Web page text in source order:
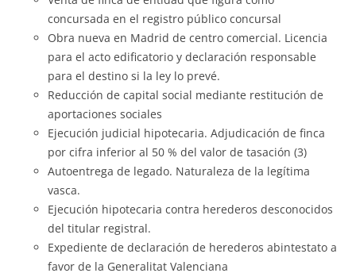
concursada en el registro público concursal
Obra nueva en Madrid de centro comercial. Licencia
para el acto edificatorio y declaración responsable
para el destino si la ley lo prevé.
Reducción de capital social mediante restitución de
aportaciones sociales
Ejecución judicial hipotecaria. Adjudicación de finca
por cifra inferior al 50 % del valor de tasación (3)
Autoentrega de legado. Naturaleza de la legítima
vasca.
Ejecución hipotecaria contra herederos desconocidos
del titular registral.
Expediente de declaración de herederos abintestato a
favor de la Generalitat Valenciana